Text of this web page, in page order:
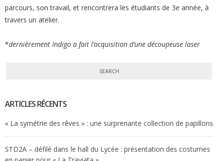
parcours, son travail, et rencontrera les étudiants de 3e année, à
travers un atelier.
*dernièrement Indigo a fait l’acquisition d’une découpeuse laser
ARTICLES RÉCENTS
« La symétrie des rêves » : une surprenante collection de papillons
STD2A – défilé dans le hall du Lycée : présentation des costumes